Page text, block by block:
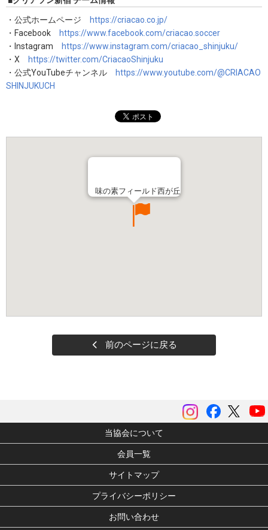
・公式ホームページ https://criacao.co.jp/
・Facebook https://www.facebook.com/criacao.soccer
・Instagram https://www.instagram.com/criacao_shinjuku/
・X https://twitter.com/CriacaoShinjuku
・公式YouTubeチャンネル https://www.youtube.com/@CRIACAO
SHINJUKUCH
味の素フィールド西が丘
前のページに戻る
ツイ
Facebook
instagram
当協会について
会員一覧
サイトマップ
プライバシーポリシー
お問い合わせ